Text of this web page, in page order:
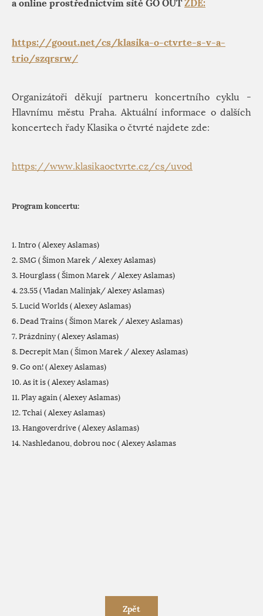
a online prostřednictvím sítě GO OUT ZDE:
https://goout.net/cs/klasika-o-ctvrte-s-v-a-
trio/szqrsrw/
Organizátoři děkují partneru koncertního cyklu -
Hlavnímu městu Praha. Aktuální informace o dalších
koncertech řady Klasika o čtvrté najdete zde:
https://www.klasikaoctvrte.cz/cs/uvod
Program koncertu:
1. Intro ( Alexey Aslamas)
2. SMG ( Šimon Marek / Alexey Aslamas)
3. Hourglass ( Šimon Marek / Alexey Aslamas)
4. 23.55 ( Vladan Malinjak/ Alexey Aslamas)
5. Lucid Worlds ( Alexey Aslamas)
6. Dead Trains ( Šimon Marek / Alexey Aslamas)
7. Prázdniny ( Alexey Aslamas)
8. Decrepit Man ( Šimon Marek / Alexey Aslamas)
9. Go on! ( Alexey Aslamas)
10. As it is ( Alexey Aslamas)
11. Play again ( Alexey Aslamas)
12. Tchai ( Alexey Aslamas)
13. Hangoverdrive ( Alexey Aslamas)
14. Nashledanou, dobrou noc ( Alexey Aslamas
Zpět